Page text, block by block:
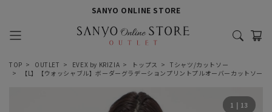
SANYO ONLINE STORE
TOP OUTLET EVEX by KRIZIA トップス
Tシャツ/カットソー
【L】【ウォッシャブル】ボーダーグラデーションプリントプルオーバーカットソー
1 | 13